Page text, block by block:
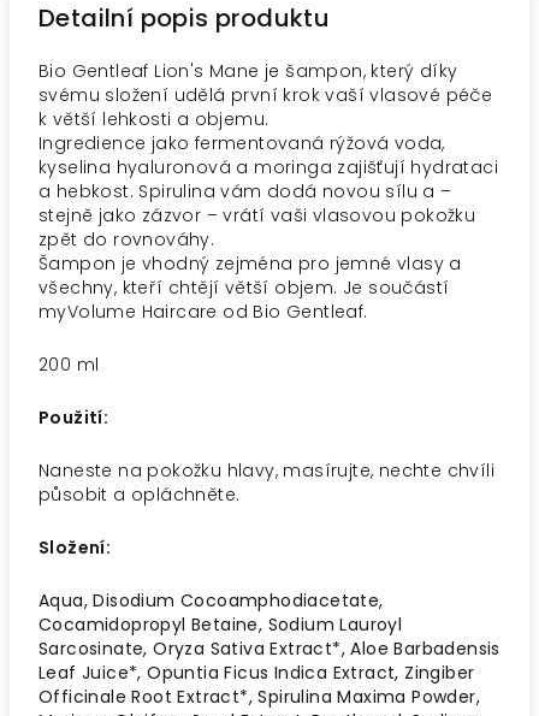
Detailní popis produktu
Bio Gentleaf Lion's Mane je šampon, který díky
svému složení udělá první krok vaší vlasové péče
k větší lehkosti a objemu.
Ingredience jako fermentovaná rýžová voda,
kyselina hyaluronová a moringa zajišťují hydrataci
a hebkost. Spirulina vám dodá novou sílu a –
stejně jako zázvor – vrátí vaši vlasovou pokožku
zpět do rovnováhy.
Šampon je vhodný zejména pro jemné vlasy a
všechny, kteří chtějí větší objem. Je součástí
myVolume Haircare od Bio Gentleaf.
200 ml
Použití:
Naneste na pokožku hlavy, masírujte, nechte chvíli
působit a opláchněte.
Složení:
Aqua, Disodium Cocoamphodiacetate,
Cocamidopropyl Betaine, Sodium Lauroyl
Sarcosinate, Oryza Sativa Extract*, Aloe Barbadensis
Leaf Juice*, Opuntia Ficus Indica Extract, Zingiber
Officinale Root Extract*, Spirulina Maxima Powder,